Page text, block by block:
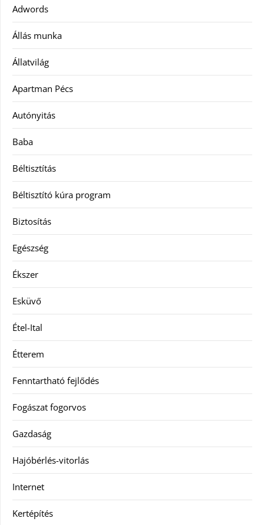
Adwords
Állás munka
Állatvilág
Apartman Pécs
Autónyitás
Baba
Béltisztítás
Béltisztító kúra program
Biztosítás
Egészség
Ékszer
Esküvő
Étel-Ital
Étterem
Fenntartható fejlődés
Fogászat fogorvos
Gazdaság
Hajóbérlés-vitorlás
Internet
Kertépítés